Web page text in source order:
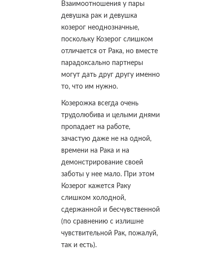
Взаимоотношения у пары
девушка рак и девушка
козерог неоднозначные,
поскольку Козерог слишком
отличается от Рака, но вместе
парадоксально партнеры
могут дать друг другу именно
то, что им нужно.
Козерожка всегда очень
трудолюбива и целыми днями
пропадает на работе,
зачастую даже не на одной,
времени на Рака и на
демонстрирование своей
заботы у нее мало. При этом
Козерог кажется Раку
слишком холодной,
сдержанной и бесчувственной
(по сравнению с излишне
чувствительной Рак, пожалуй,
так и есть).